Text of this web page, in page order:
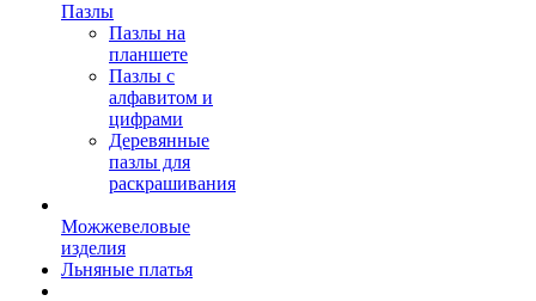
Пазлы
Пазлы на
планшете
Пазлы с
алфавитом и
цифрами
Деревянные
пазлы для
раскрашивания
Можжевеловые
изделия
Льняные платья